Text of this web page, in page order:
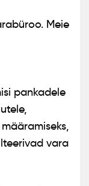
Meie
pankadele
vara